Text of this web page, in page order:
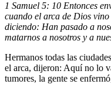
1 Samuel 5: 10 Entonces
cuando el arca de Dios
diciendo: Han pasado a
matarnos a nosotros y a
Hermanos todas las
el arca, dijeron: Aquí no lo
tumores, la gente se